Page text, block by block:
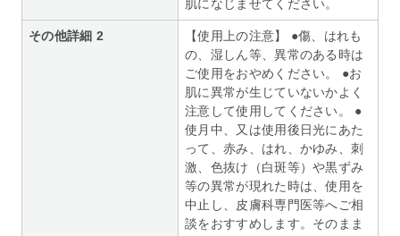
肌になじませてください。
その他詳細 2
【使用上の注意】 ●傷、はれも
の、湿しん等、異常のある時は
ご使用をおやめください。 ●お
肌に異常が生じていないかよく
注意して使用してください。 ●
使月中、又は使用後日光にあた
って、赤み、はれ、かゆみ、刺
激、色抜け（白斑等）や黒ずみ
等の異常が現れた時は、使用を
中止し、皮膚科専門医等へご相
談をおすすめします。そのまま